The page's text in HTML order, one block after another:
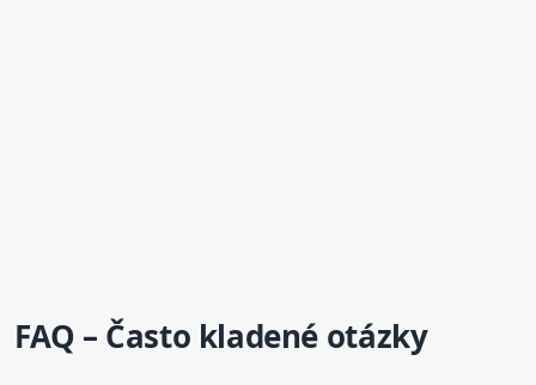
FAQ – Často kladené otázky